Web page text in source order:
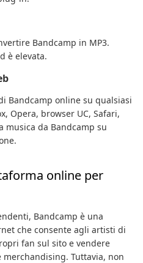
Bandcamp in MP3.
è elevata.
Bandcamp online su qualsiasi
Opera, browser UC, Safari,
musica da Bandcamp su
online per
Bandcamp è una
che consente agli artisti di
fan sul sito e vendere
Tuttavia, non